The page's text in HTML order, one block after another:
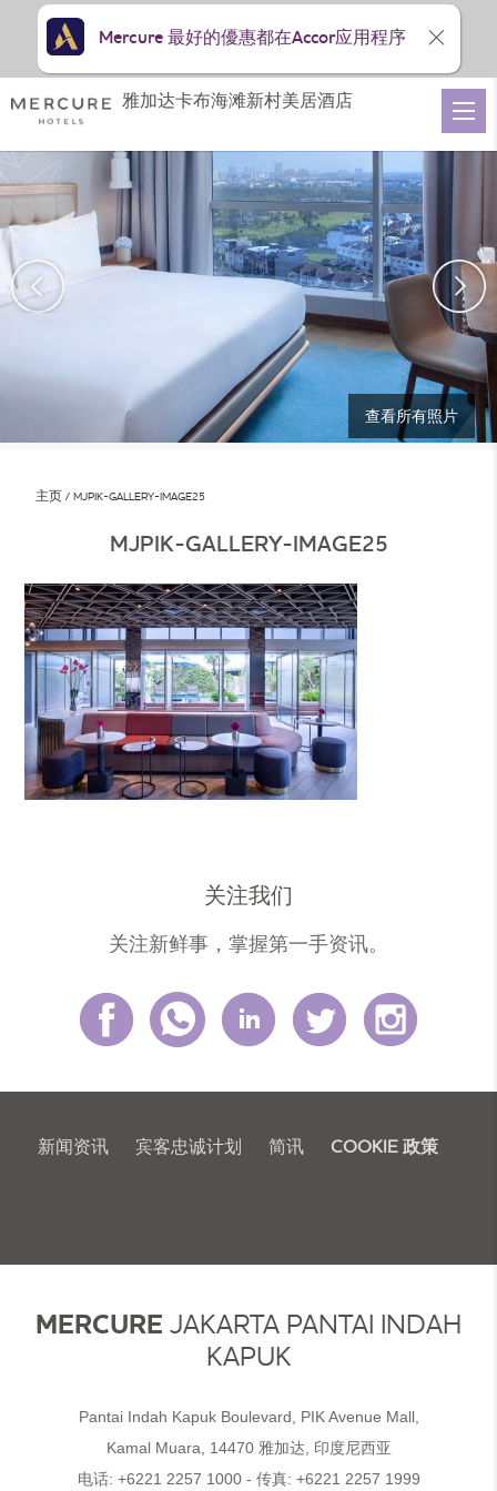
查看所有照片
主页 MJPIK-GALLERY-IMAGE25
MJPIK-GALLERY-IMAGE25
关注我们
关注新鲜事，掌握第一手资讯。
新闻资讯 宾客忠诚计划 简讯 COOKIE 政策
MERCURE JAKARTA PANTAI INDAH
KAPUK
Pantai Indah Kapuk Boulevard, PIK Avenue Mall,
Kamal Muara, 14470 雅加达, 印度尼西亚
电话: +6221 2257 1000- 传真: +6221 2257 1999
雅加达卡布海滩新村美居酒店
Mercure 最好的優惠都在Accor应用程序